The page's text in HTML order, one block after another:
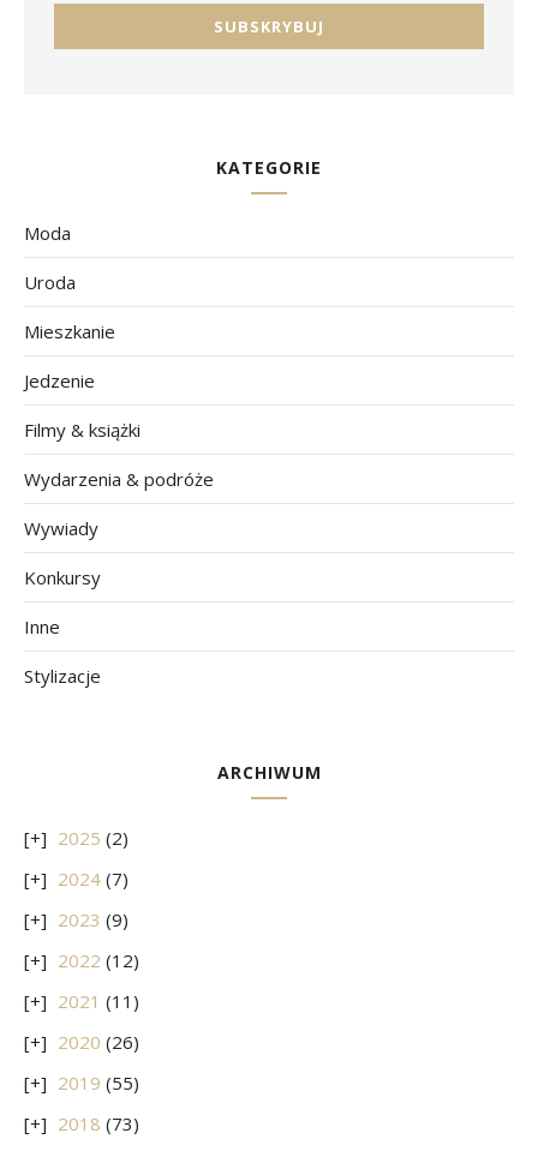
KATEGORIE
Moda
Uroda
Mieszkanie
Jedzenie
Filmy & książki
Wydarzenia & podróże
Wywiady
Konkursy
Inne
Stylizacje
ARCHIWUM
2025 (2)
2024 (7)
2023 (9)
2022 (12)
2021 (11)
2020 (26)
2019 (55)
2018 (73)